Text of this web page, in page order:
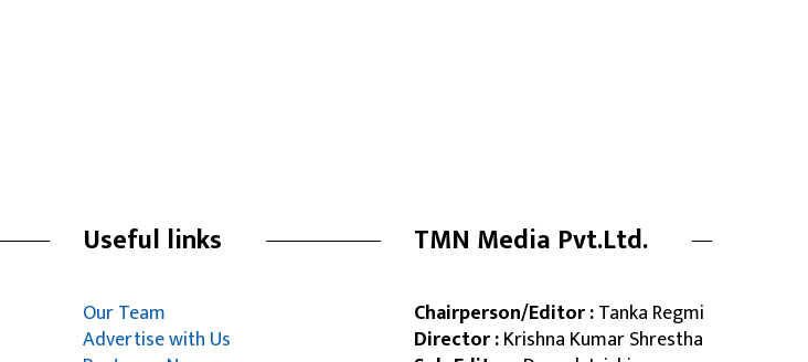
Useful links
Our Team
Advertise with Us
TMN Media Pvt.Ltd.
Chairperson/Editor :Tanka Regmi
Director :Krishna Kumar Shrestha